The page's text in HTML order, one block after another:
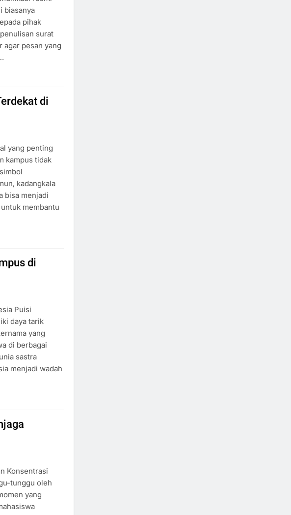
biasanya
pihak
surat
agar pesan yang
di
yang penting
kampus tidak
kadangkala
bisa menjadi
membantu
di
Puisi
daya tarik
yang
di berbagai
sastra
menjadi wadah
Konsentrasi
tunggu oleh
yang